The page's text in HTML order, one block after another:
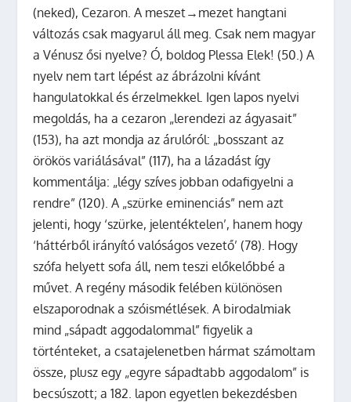
(neked), Cezaron. A meszet→mezet hangtani
változás csak magyarul áll meg. Csak nem magyar
a Vénusz ősi nyelve? Ó, boldog Plessa Elek! (50.) A
nyelv nem tart lépést az ábrázolni kívánt
hangulatokkal és érzelmekkel. Igen lapos nyelvi
megoldás, ha a cezaron „lerendezi az ágyasait”
(153), ha azt mondja az árulóról: „bosszant az
örökös variálásával” (117), ha a lázadást így
kommentálja: „légy szíves jobban odafigyelni a
rendre” (120). A „szürke eminenciás” nem azt
jelenti, hogy ‘szürke, jelentéktelen’, hanem hogy
‘háttérből irányító valóságos vezető’ (78). Hogy
szófa helyett sofa áll, nem teszi előkelőbbé a
művet. A regény második felében különösen
elszaporodnak a szóismétlések. A birodalmiak
mind „sápadt aggodalommal” figyelik a
történteket, a csatajelenetben hármat számoltam
össze, plusz egy „egyre sápadtabb aggodalom” is
becsúszott; a 182. lapon egyetlen bekezdésben